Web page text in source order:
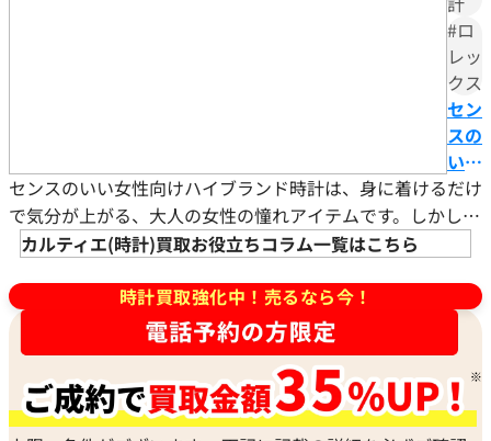
#ロ
レッ
クス
セン
スの
いい
女性
向け
ブラ
ンド
時計
と
は？
カル
ティ
センスのいい女性向けハイブランド時計は、身に着けるだけ
で気分が上がる、大人の女性の憧れアイテムです。しかし
「どのブランドやモデルを選べばよいのかわからない」とお
向けハイブランド時計の選び方やおすすめブランドなどを詳
しく解説します。 資産価値や購入方法についても詳しく解
説していますので、初めてのハイブランド時計選びにもお役
立てください
カルティエ(時計)買取お役立ちコラム一覧はこちら
時計買取強化中！売るなら今！